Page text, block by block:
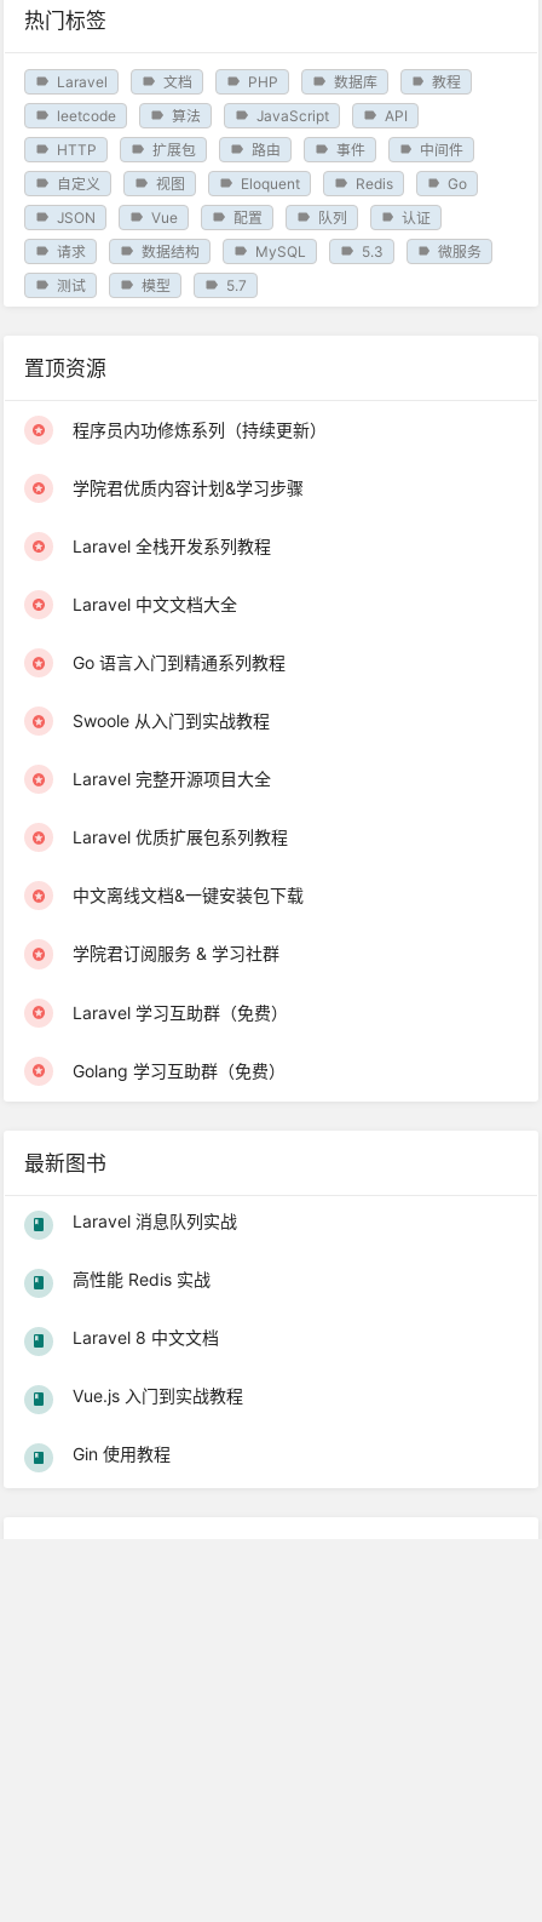
热门标签
Laravel 文档 PHP 数据库
教程
leetcode
算法 JavaScript
API
HTTP
扩展包 路由 事件
中间件
自定义
视图 Eloquent Redis
Go
JSON
Vue 配置 队列
认证
请求
数据结构 MySQL 5.3
微服务
测试
模型 5.7
置顶资源
程序员内功修炼系列（持续更新）
学院君优质内容计划&学习步骤
Laravel 全栈开发系列教程
Laravel 中文文档大全
Go 语言入门到精通系列教程
Swoole 从入门到实战教程
Laravel 完整开源项目大全
Laravel 优质扩展包系列教程
中文离线文档&一键安装包下载
学院君订阅服务 & 学习社群
Laravel 学习互助群（免费）
Golang 学习互助群（免费）
最新图书
Laravel 消息队列实战
高性能 Redis 实战
Laravel 8 中文文档
Vue.js 入门到实战教程
Gin 使用教程